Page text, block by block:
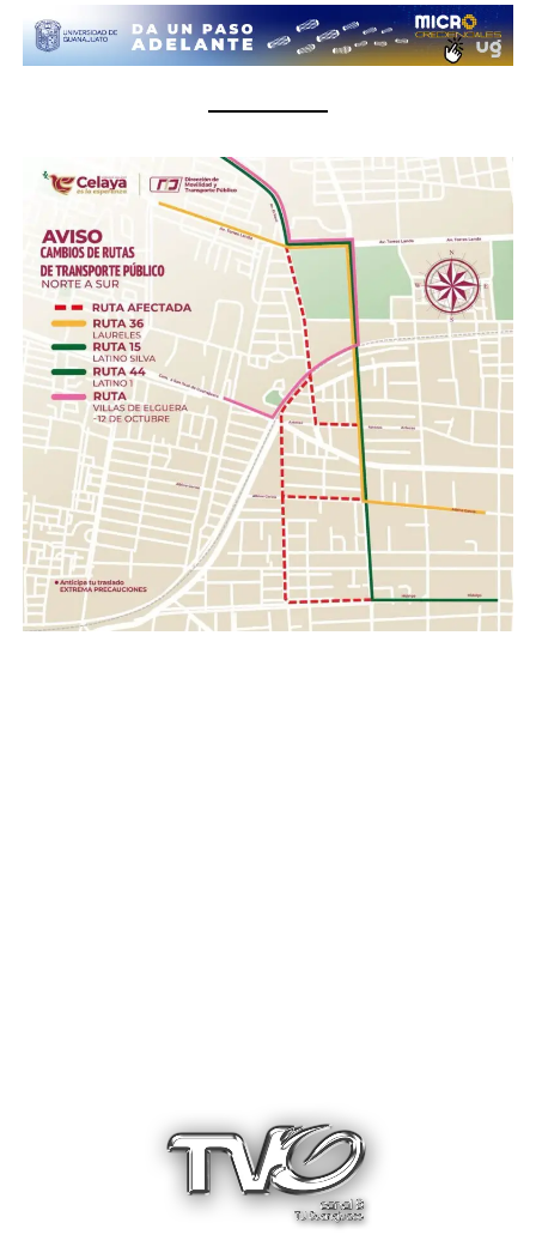
¿Qué se puede donar?
Insumos de limpieza.- Aromatizante, detergente,
cloro, desinfectantes, escobas, trapeadores,
cubetas, jergas.
Higiene personal.- Shampoo, pasta dental, jabón de
barra, toallas húmedas, toallas sanitarias, rastrillos.
Herramientas .- Pala, pico, guantes, linternas,
cascos, pilas.
Con esta acción, el Gobierno de la Gente, a través del
Sistema DIF Estatal Guanajuato y el Voluntariado de la
Gente, fortalece los valores de solidaridad, empatía y
unión entre las familias guanajuatenses, impulsando una
red de apoyo que permita llevar esperanza y ayuda a
quienes hoy enfrentan una de las situaciones más
complejas de su historia reciente.